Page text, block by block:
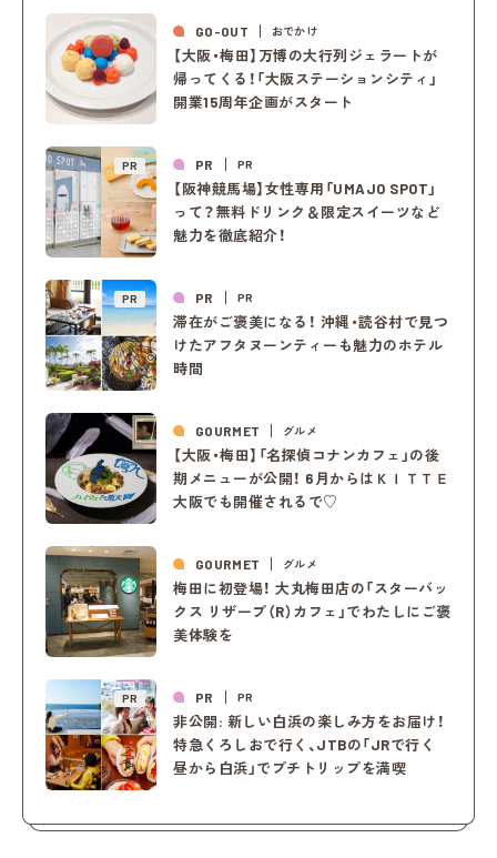
GO-OUT おでかけ
【大阪・梅田】万博の大行列ジェラートが
帰ってくる！「大阪ステーションシティ」
開業15周年企画がスタート
PR PR PR
【阪神競馬場】女性専用「UMAJO SPOT」
って？無料ドリンク＆限定スイーツなど
魅力を徹底紹介！
PR PR PR
滞在がご褒美になる！ 沖縄・読谷村で見つ
けたアフタヌーンティーも魅力のホテル
時間
GOURMET グルメ
【大阪・梅田】「名探偵コナンカフェ」の後
期メニューが公開！ 6月からはＫＩＴＴＥ
大阪でも開催されるで♡
GOURMET グルメ
梅田に初登場！ 大丸梅田店の「スターバッ
クス リザーブ（R）カフェ」でわたしにご褒
美体験を
PR PR PR
非公開: 新しい白浜の楽しみ方をお届け！
特急くろしおで行く、JTBの「JRで行く
昼から白浜」でプチトリップを満喫